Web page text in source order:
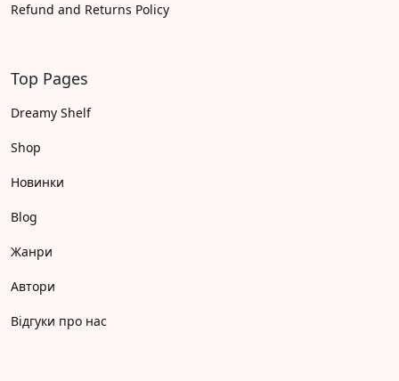
Refund and Returns Policy
Top Pages
Dreamy Shelf
Shop
Новинки
Blog
Жанри
Автори
Відгуки про нас